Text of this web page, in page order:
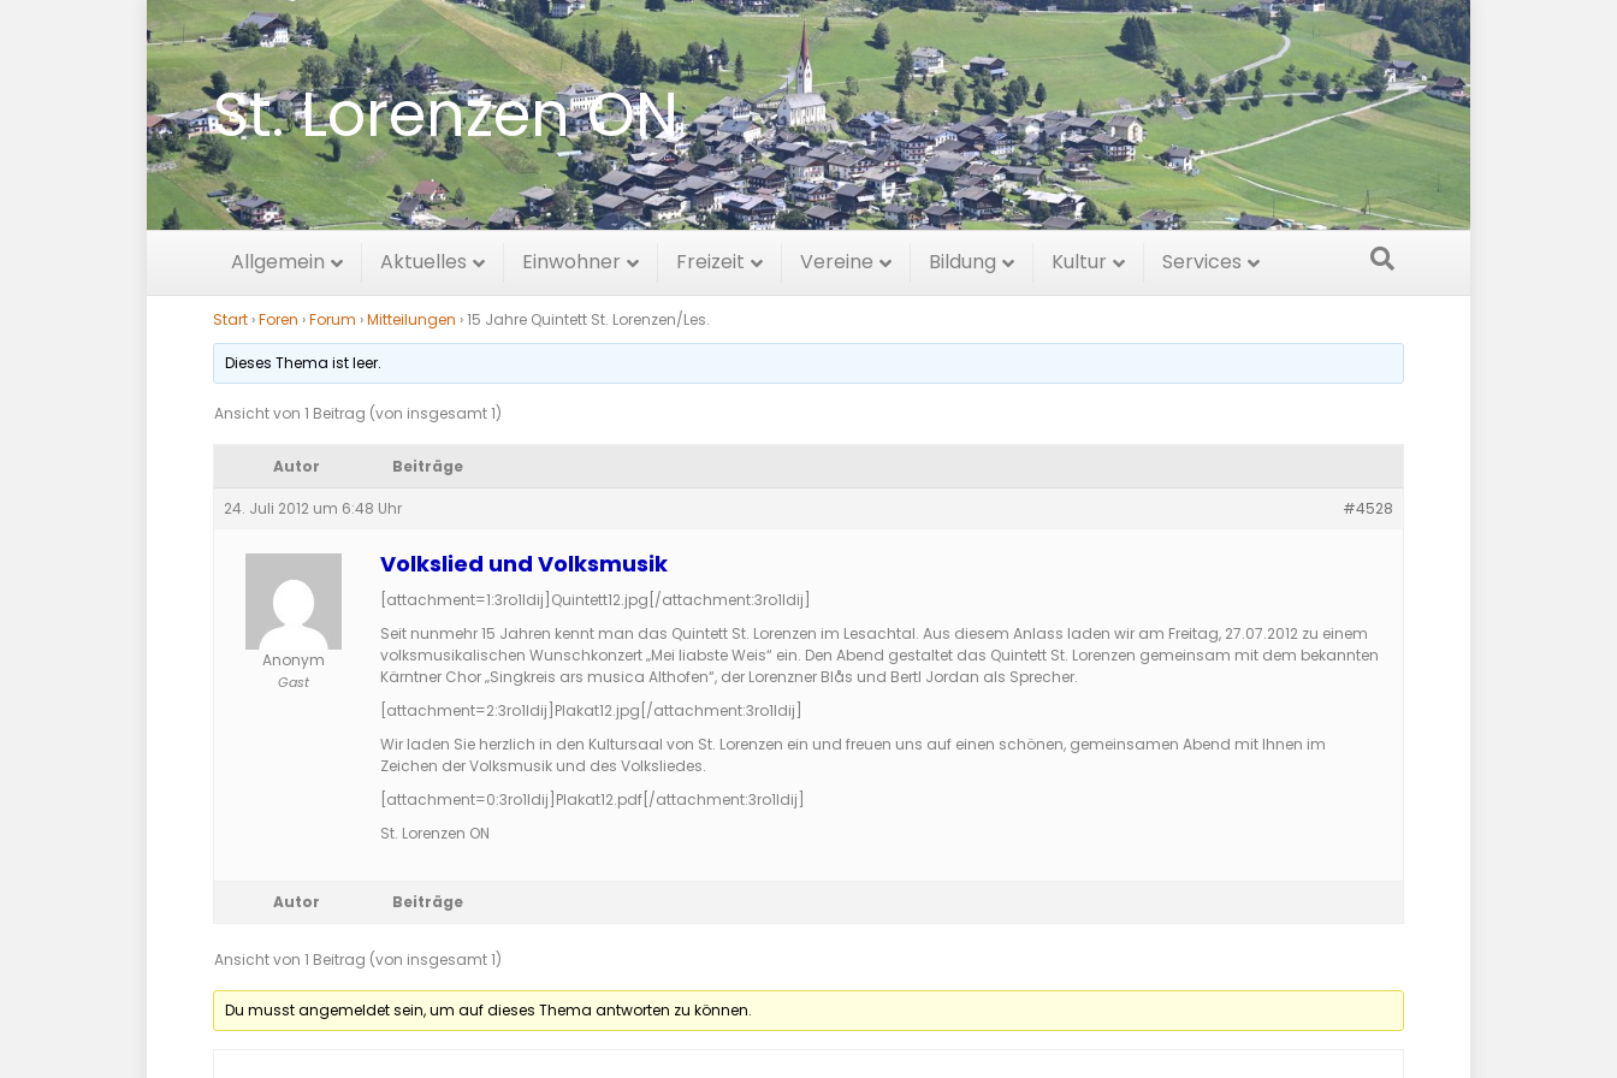
St. Lorenzen ON
Allgemein Aktuelles Einwohner Freizeit Vereine Bildung Kultur Services
15 Jahre Quintett St. Lorenzen/Les.
Start ›Foren ›Forum ›Mitteilungen ›15 Jahre Quintett St. Lorenzen/Les.
Dieses Thema ist leer.
Ansicht von 1 Beitrag (von insgesamt 1)
Autor Beiträge
24. Juli 2012 um 6:48 Uhr #4528
Anonym
Gast
Volkslied und Volksmusik
[attachment=1:3ro1ldij] Quintett12.jpg [/attachment:3ro1ldij]
Seit nunmehr 15 Jahren kennt man das Quintett St. Lorenzen im Lesachtal. Aus diesem Anlass laden wir am Freitag, 27.07.2012 zu einem
volksmusikalischen Wunschkonzert „Mei liabste Weis“ ein. Den Abend gestaltet das Quintett St. Lorenzen gemeinsam mit dem bekannten
Kärntner Chor „Singkreis ars musica Althofen“, der Lorenzner Blås und Bertl Jordan als Sprecher.
[attachment=2:3ro1ldij] Plakat12.jpg [/attachment:3ro1ldij]
Wir laden Sie herzlich in den Kultursaal von St. Lorenzen ein und freuen uns auf einen schönen, gemeinsamen Abend mit Ihnen im
Zeichen der Volksmusik und des Volksliedes.
[attachment=0:3ro1ldij] Plakat12.pdf [/attachment:3ro1ldij]
St. Lorenzen ON
Autor Beiträge
Ansicht von 1 Beitrag (von insgesamt 1)
Du musst angemeldet sein, um auf dieses Thema antworten zu können.